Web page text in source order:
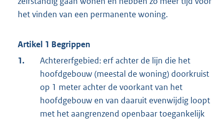
het vinden van een permanente woning.
Artikel 1 Begrippen
1.
Achtererfgebied: erf achter de lijn die het
hoofdgebouw (meestal de woning) doorkruist
op 1 meter achter de voorkant van het
hoofdgebouw en van daaruit evenwijdig loopt
met het aangrenzend openbaar toegankelijk